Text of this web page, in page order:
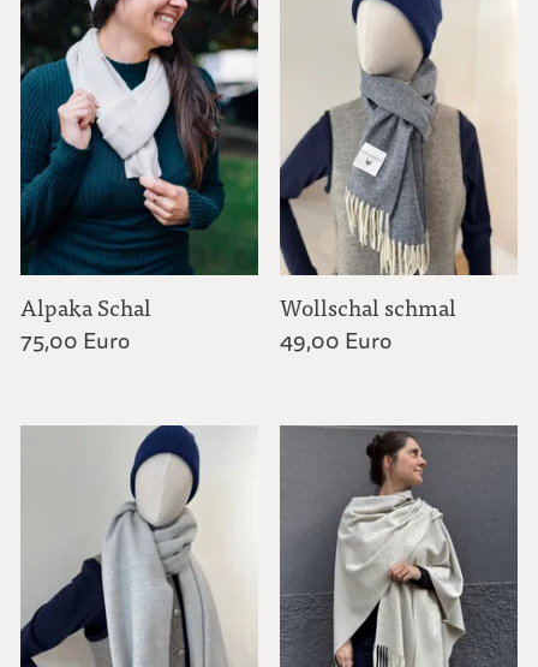
Alpaka Schal
75,00 Euro
Wollschal schmal
49,00 Euro